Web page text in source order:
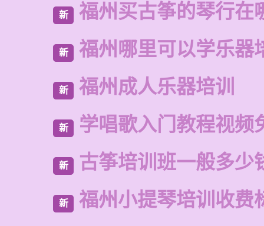
新 福州买古筝的琴行在
新 福州哪里可以学乐器
新 福州成人乐器培训
新 学唱歌入门教程视频
新 古筝培训班一般多少
新 福州小提琴培训收费